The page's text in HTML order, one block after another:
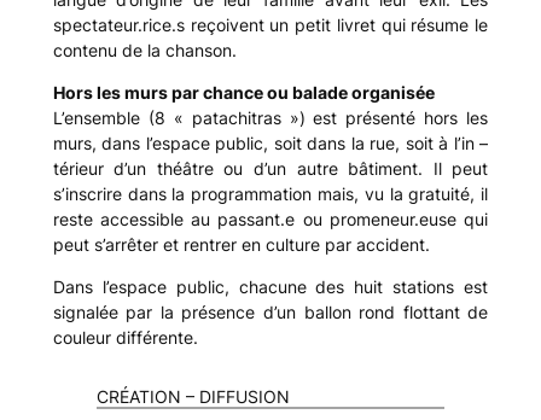
spectateur.rice.s reçoivent un petit livret qui résume le
contenu de la chanson.
Hors les murs par chance ou balade organisée
L’ensemble (8 « patachitras ») est présenté hors les
murs, dans l’espace public, soit dans la rue, soit à l’in –
térieur d’un théâtre ou d’un autre bâtiment. Il peut
s’inscrire dans la programmation mais, vu la gratuité, il
reste accessible au passant.e ou promeneur.euse qui
peut s’arrêter et rentrer en culture par accident.
Dans l’espace public, chacune des huit stations est
signalée par la présence d’un ballon rond flottant de
couleur différente.
CRÉATION – DIFFUSION